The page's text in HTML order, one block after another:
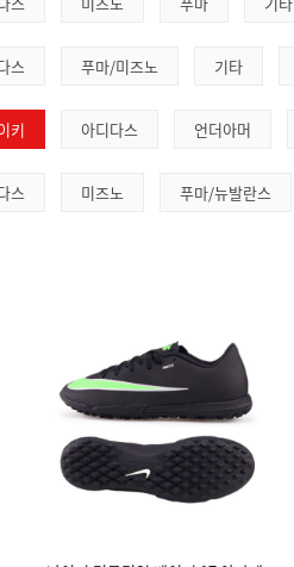
스 푸마/미즈노 기타
키 아디다스 언더아머
스 미즈노 푸마/뉴발란스